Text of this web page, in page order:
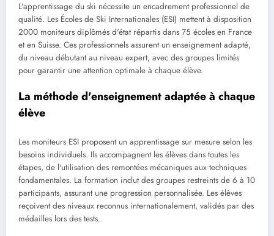
L'apprentissage du ski nécessite un encadrement professionnel de
qualité. Les Écoles de Ski Internationales (ESI) mettent à disposition
2000 moniteurs diplômés d'état répartis dans 75 écoles en France
et en Suisse. Ces professionnels assurent un enseignement adapté,
du niveau débutant au niveau expert, avec des groupes limités
pour garantir une attention optimale à chaque élève.
La méthode d'enseignement adaptée à chaque
élève
Les moniteurs ESI proposent un apprentissage sur mesure selon les
besoins individuels. Ils accompagnent les élèves dans toutes les
étapes, de l'utilisation des remontées mécaniques aux techniques
fondamentales. La formation inclut des groupes restreints de 6 à 10
participants, assurant une progression personnalisée. Les élèves
reçoivent des niveaux reconnus internationalement, validés par des
médailles lors des tests.